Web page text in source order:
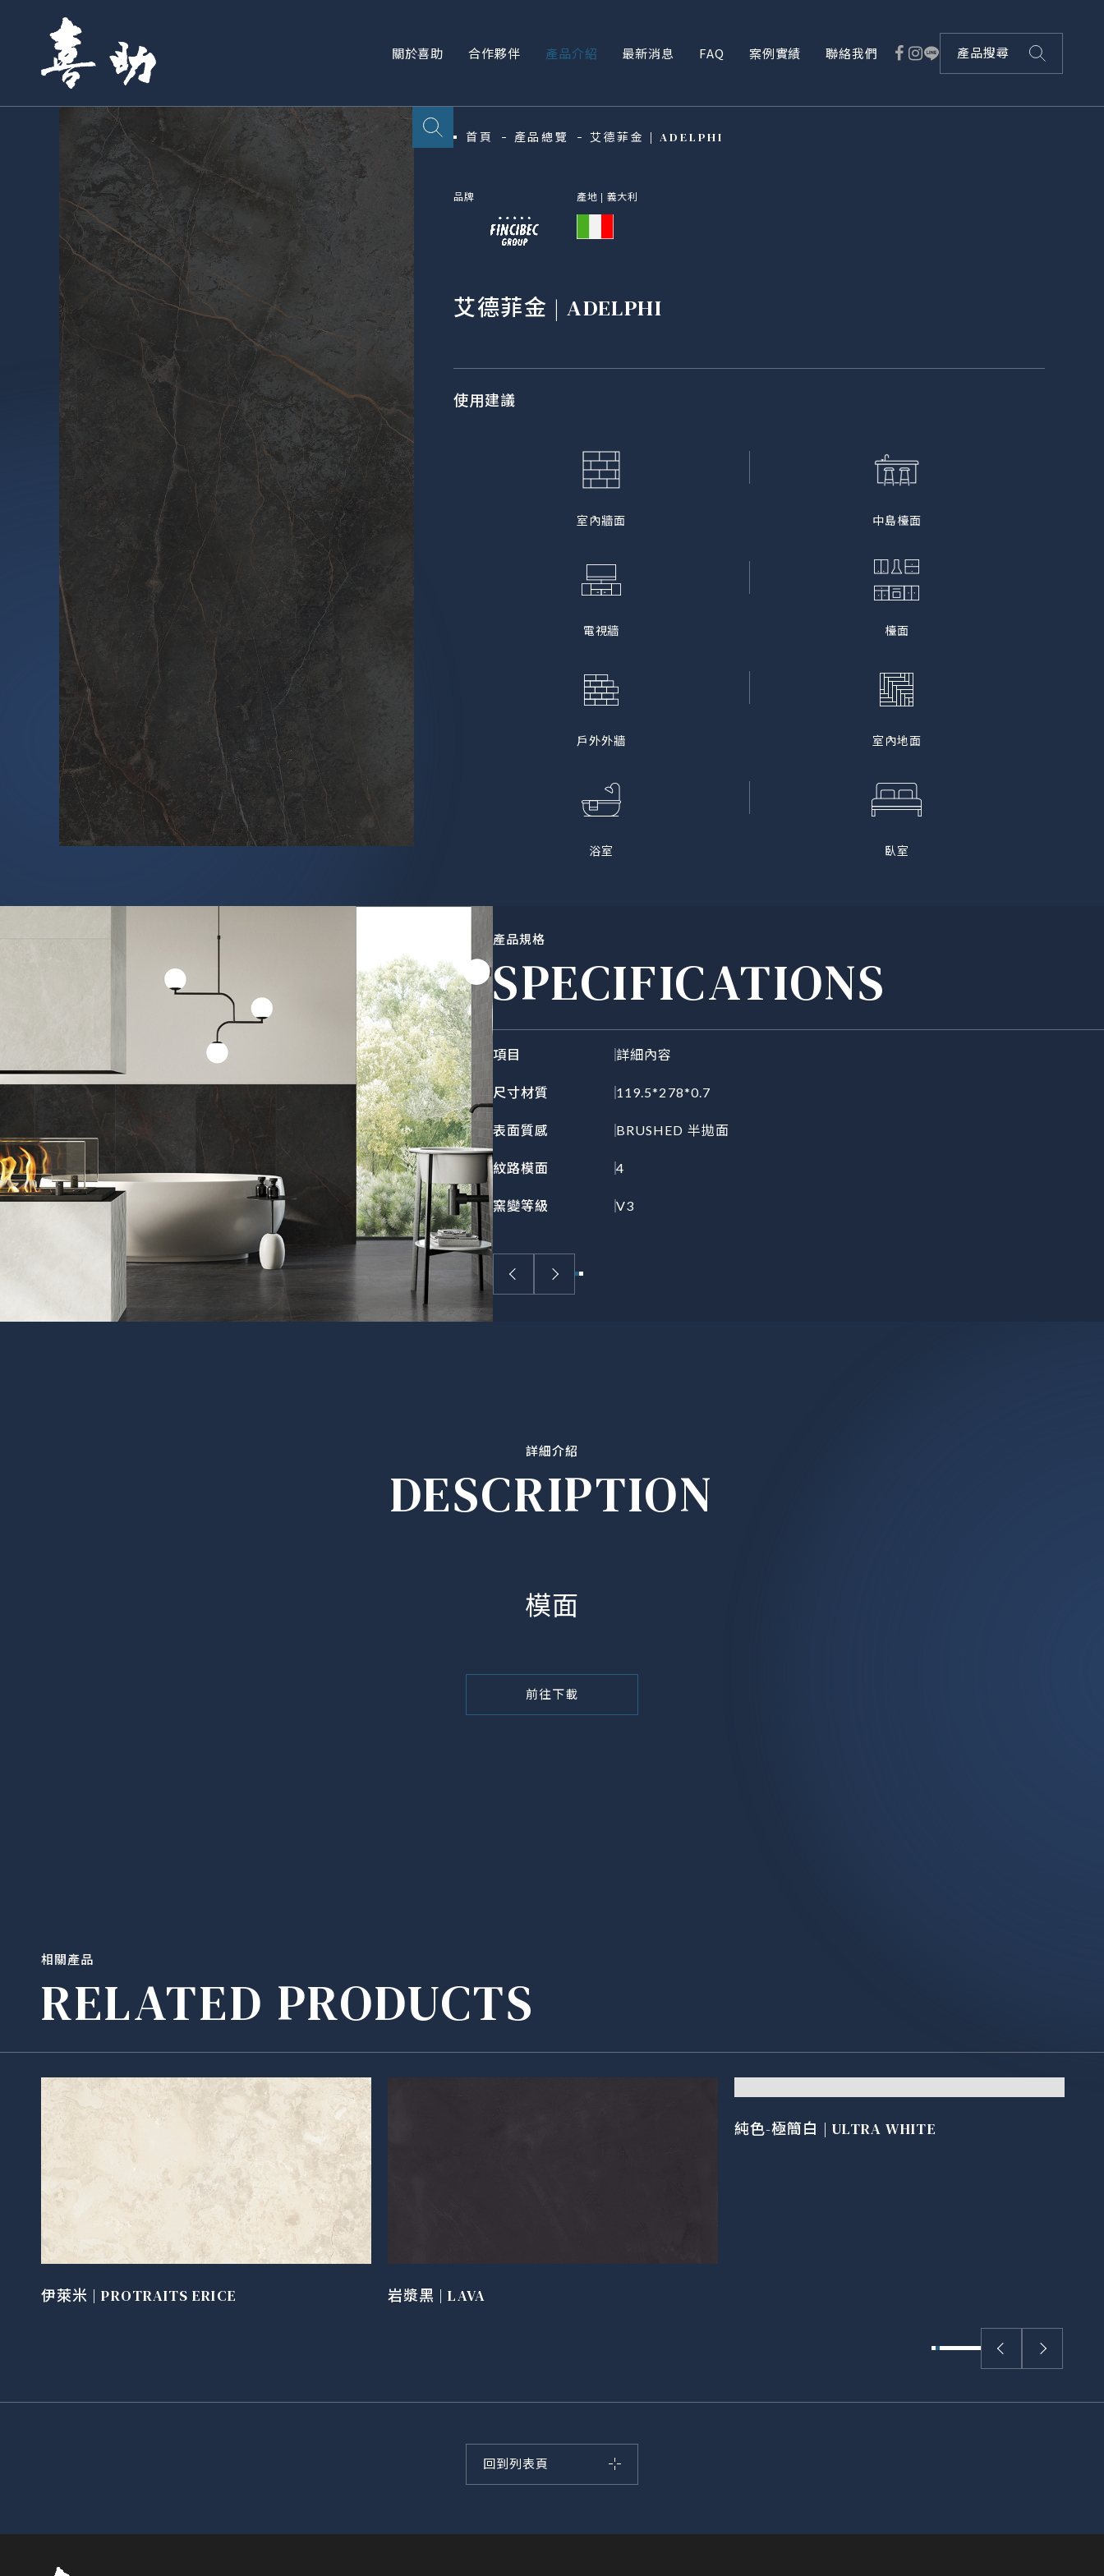
關於喜助 合作夥伴 產品介紹 最新消息 FAQ 案例實績 聯絡我們 產品搜尋
首頁 產品總覽 艾德菲金 | ADELPHI
品牌 產地 | 義大利
艾德菲金 | ADELPHI
使用建議
室內牆面 中島檯面
電視牆 檯面
戶外外牆 室內地面
浴室 臥室
產品規格
SPECIFICATIONS
項目 詳細內容
尺寸材質 119.5*278*0.7
表面質感 BRUSHED 半拋面
紋路模面 4
窯變等級 V3
詳細介紹
DESCRIPTION
模面
前往下載
相關產品
RELATED PRODUCTS
伊萊米 | PROTRAITS ERICE 岩漿黑 | LAVA
純色-極簡白 | ULTRA WHITE
回到列表頁